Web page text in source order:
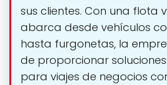
sus clientes. Con una flota
abarca desde vehículos
hasta furgonetas, la
de proporcionar
para viajes de negocios